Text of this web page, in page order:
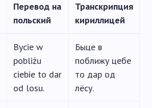
Перевод на
польский
Транскрипция
кириллицей
Bycie w
pobliżu
ciebie to dar
od losu.
Быце в
поближу цебе
то дар од
лёсу.